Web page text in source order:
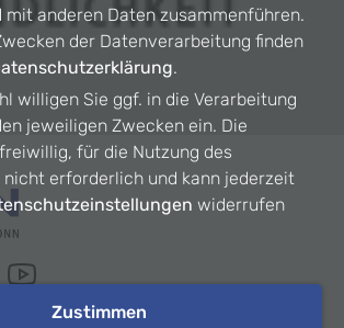
anderen Daten zusammenführen.
der Datenverarbeitung finden
.
willigen Sie ggf. in die Verarbeitung
jeweiligen Zwecken ein. Die
für die Nutzung des
nicht erforderlich und kann jederzeit
widerrufen
Zustimmen